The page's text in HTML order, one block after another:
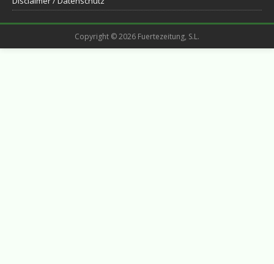
Copyright © 2026 Fuertezeitung, S.L.